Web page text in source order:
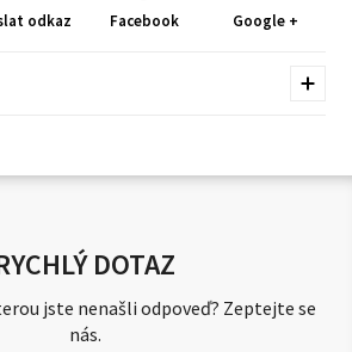
odkaz Facebook Google +
DOTAZ
jste nenašli odpoveď? Zeptejte se
nás.